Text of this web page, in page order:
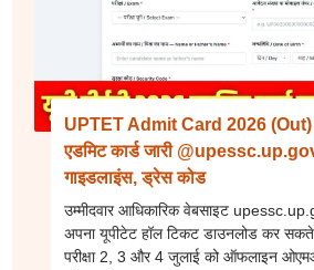
UPTET Admit Card 2026 (Out)
एडमिट कार्ड जारी
गाइडलाइंस, ड्रेस कोड
उम्मीदवार आधिकारिक वेबसाइट
अपना यूपीटेट हॉल टिकट डाउनलोड कर
परीक्षा 2, 3 और 4 जुलाई को ऑफलाइन